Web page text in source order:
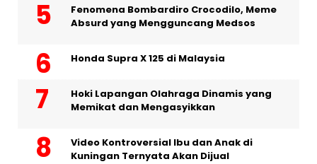
Fenomena Bombardiro Crocodilo, Meme
Absurd yang Mengguncang Medsos
Honda Supra X 125 di Malaysia
Hoki Lapangan Olahraga Dinamis yang
Memikat dan Mengasyikkan
Video Kontroversial Ibu dan Anak di
Kuningan Ternyata Akan Dijual